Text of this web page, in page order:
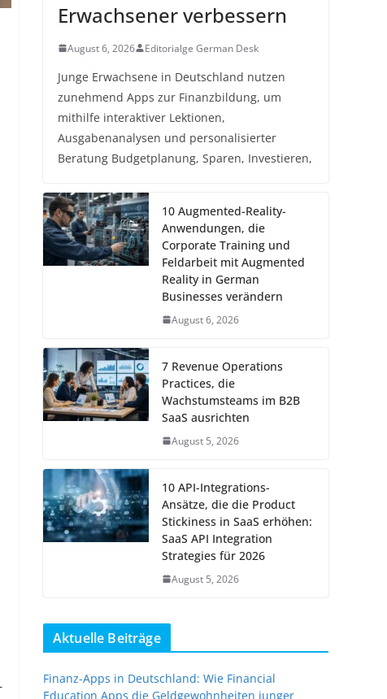
Erwachsener verbessern
August 6, 2026 Editorialge German Desk
Junge Erwachsene in Deutschland nutzen
zunehmend Apps zur Finanzbildung, um
mithilfe interaktiver Lektionen,
Ausgabenanalysen und personalisierter
Beratung Budgetplanung, Sparen, Investieren,
10 Augmented-Reality-
Anwendungen, die
Corporate Training und
Feldarbeit mit Augmented
Reality in German
Businesses verändern
August 6, 2026
7 Revenue Operations
Practices, die
Wachstumsteams im B2B
SaaS ausrichten
August 5, 2026
10 API-Integrations-
Ansätze, die die Product
Stickiness in SaaS erhöhen:
SaaS API Integration
Strategies für 2026
August 5, 2026
Aktuelle Beiträge
Finanz-Apps in Deutschland: Wie Financial
Education Apps die Geldgewohnheiten junger